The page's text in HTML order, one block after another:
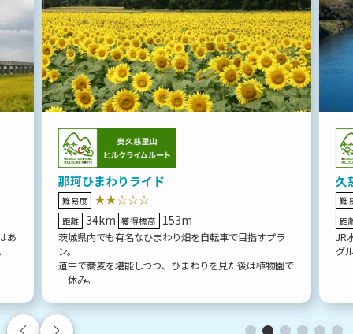
あ
那珂ひまわりライド
難易度 ★★☆☆☆
距離 34km 獲得標高 153m
茨城県内でも有名なひまわり畑を自転車で目指すプラ
ン。
道中で蕎麦を堪能しつつ、ひまわりを見た後は植物園で
一休み。
久
難
距
JR
グ